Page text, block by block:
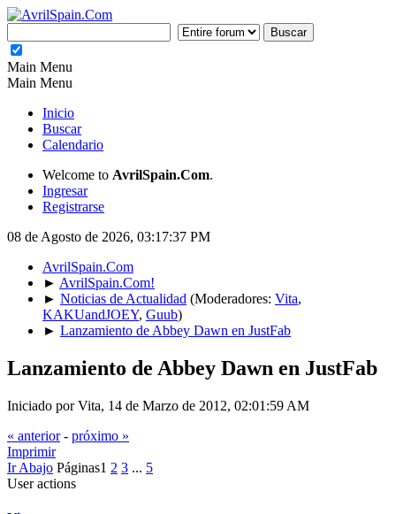
Main Menu
Main Menu
Inicio
Buscar
Calendario
Welcome to AvrilSpain.Com.
Ingresar
Registrarse
08 de Agosto de 2026, 03:17:37 PM
AvrilSpain.Com
► AvrilSpain.Com!
► Noticias de Actualidad (Moderadores: Vita,
KAKUandJOEY, Guub)
► Lanzamiento de Abbey Dawn en JustFab
Lanzamiento de Abbey Dawn en JustFab
Iniciado por Vita, 14 de Marzo de 2012, 02:01:59 AM
« anterior- próximo »
Imprimir
Ir Abajo Páginas1 2 3 ... 5
User actions